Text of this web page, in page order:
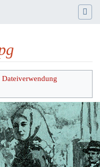
Dateiverwendung